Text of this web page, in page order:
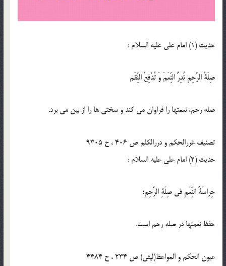
حدیث (1) امام على عليه السلام :
صِلَةُ الرَّحِمِ تُدِرُّ النِّعَمَ وَ تُدْفِعُ النِّقَم‏
صله رحم، نعمت‏ها را فراوان مى ‏كند و سختى ‏ها را از بين مى ‏برد.
تصنیف غررالحکم و دررالکلم ص 406 ، ح 9305
حدیث (2) امام على عليه السلام :
حِراسَةُ النِّعَمِ فى صِلَةِ الرَّحِمِ؛
حفظ نعمت‏ها در صله رحم است.
عیون الحکم و المواعظ(لیثی) ص 234 ، ح 4484